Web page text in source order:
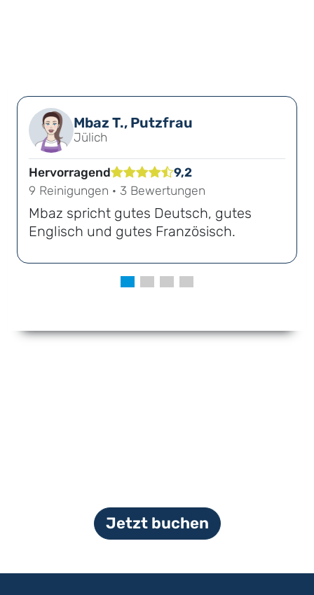
Mbaz T., Putzfrau
Jülich
Hervorragend
9,2
9 Reinigungen · 3 Bewertungen
Mbaz spricht gutes Deutsch, gutes
Englisch und gutes Französisch.
Jetzt buchen